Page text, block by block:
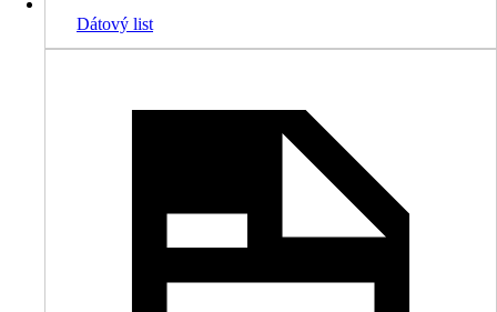
Dátový list